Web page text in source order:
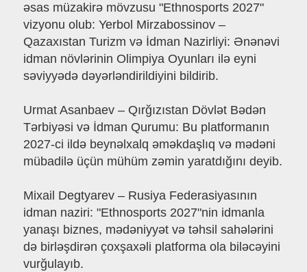
əsas müzakirə mövzusu "Ethnosports 2027"
vizyonu olub: Yerbol Mirzabossinov –
Qazaxıstan Turizm və İdman Nazirliyi: Ənənəvi
idman növlərinin Olimpiya Oyunları ilə eyni
səviyyədə dəyərləndirildiyini bildirib.
Urmat Asanbaev – Qırğızıstan Dövlət Bədən
Tərbiyəsi və İdman Qurumu: Bu platformanın
2027-ci ildə beynəlxalq əməkdaşlıq və mədəni
mübadilə üçün mühüm zəmin yaratdığını deyib.
Mixail Degtyarev – Rusiya Federasiyasının
idman naziri: "Ethnosports 2027"nin idmanla
yanaşı biznes, mədəniyyət və təhsil sahələrini
də birləşdirən çoxşaxəli platforma ola biləcəyini
vurğulayıb.